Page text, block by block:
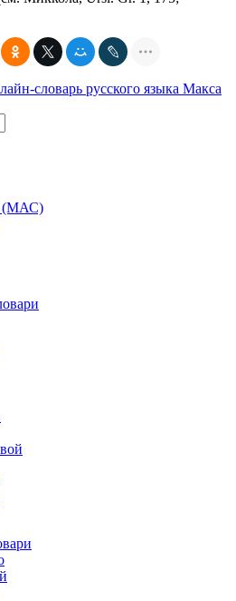
словарь русского языка Макса
(МАС)